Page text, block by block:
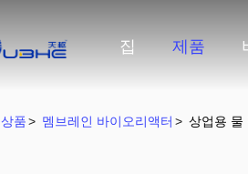
집 제품
상품> 멤브레인 바이오리액터 > 상업용 물